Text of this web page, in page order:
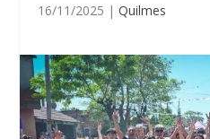
16/11/2025 |Quilmes